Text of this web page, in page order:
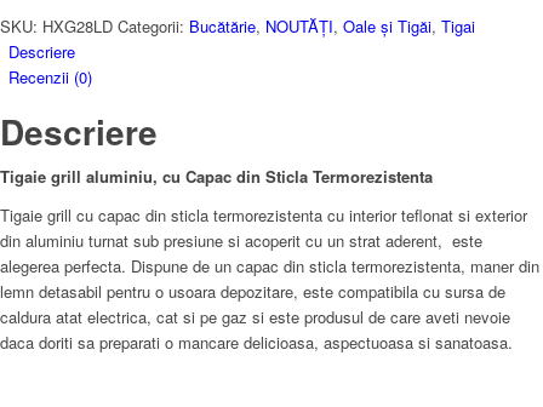
Sticla
Termorezistenta,
28
28
cm
SKU: HXG28LD Categorii: Bucătărie, NOUTĂȚI, Oale și Tigăi, Tigai
Descriere
Recenzii (0)
Descriere
Tigaie grill aluminiu, cu Capac din Sticla Termorezistenta
Tigaie grill cu capac din sticla termorezistenta cu interior teflonat si exterior
din aluminiu turnat sub presiune si acoperit cu un strat aderent, este
alegerea perfecta. Dispune de un capac din sticla termorezistenta, maner din
lemn detasabil pentru o usoara depozitare, este compatibila cu sursa de
caldura atat electrica, cat si pe gaz si este produsul de care aveti nevoie
daca doriti sa preparati o mancare delicioasa, aspectuoasa si sanatoasa.